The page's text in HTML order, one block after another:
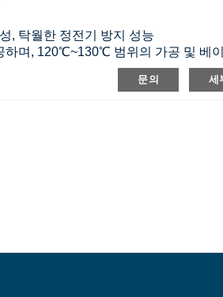
, 탁월한 정전기 방지 성능
하며, 120℃~130℃ 범위의 가공 및 베
닐리덴을 함유하지 않습니다.
문의 세